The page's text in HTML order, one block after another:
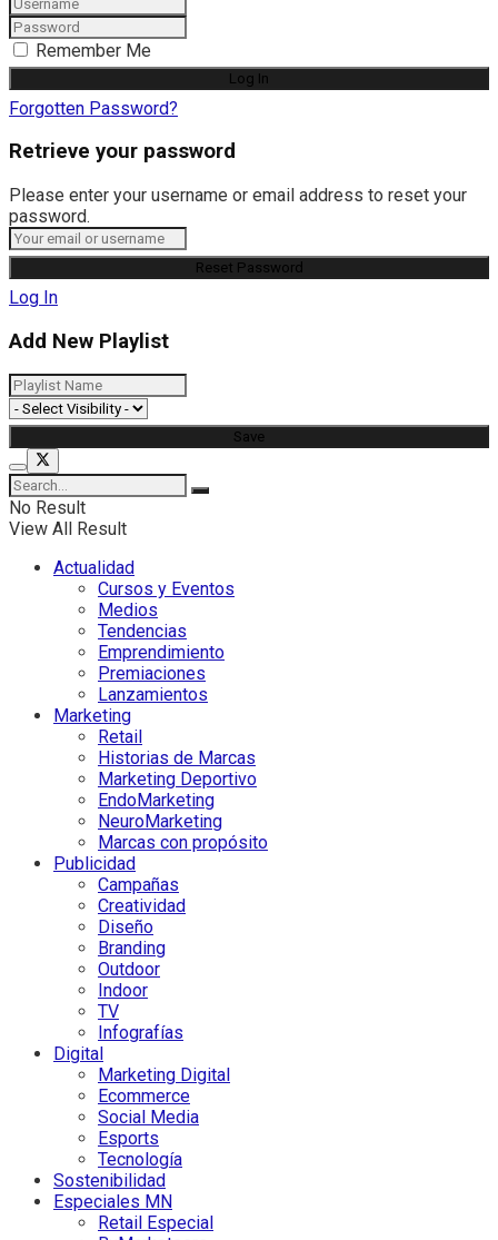
Remember Me
Forgotten Password?
Retrieve your password
Please enter your username or email address to reset your
password.
Log In
Add New Playlist
No Result
View All Result
Actualidad
Cursos y Eventos
Medios
Tendencias
Emprendimiento
Premiaciones
Lanzamientos
Marketing
Retail
Historias de Marcas
Marketing Deportivo
EndoMarketing
NeuroMarketing
Marcas con propósito
Publicidad
Campañas
Creatividad
Diseño
Branding
Outdoor
Indoor
TV
Infografías
Digital
Marketing Digital
Ecommerce
Social Media
Esports
Tecnología
Sostenibilidad
Especiales MN
Retail Especial